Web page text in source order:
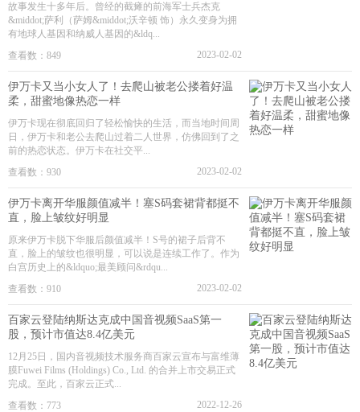
故事发生十多年后。曾经的截瘫的前海军士兵杰克
&middot;萨利（萨姆&middot;沃辛顿 饰）永久变身为拥
有地球人基因和纳威人基因的&ldq...
查看数：849
2023-02-02
伊万卡又当小女人了！去爬山被老公搂着好温
柔，甜蜜地像热恋一样
伊万卡现在彻底回归了轻松愉快的生活，而当地时间周
日，伊万卡和老公去爬山过着二人世界，仿佛回到了之
前的热恋状态。伊万卡在社交平...
查看数：930
2023-02-02
伊万卡离开华服颜值减半！塞S码套裙背都挺不
直，脸上皱纹好明显
原来伊万卡脱下华服后颜值减半！S号的裙子后背不
直，脸上的皱纹也很明显，可以说是连续工作了。作为
白宫历史上的&ldquo;最美顾问&rdqu...
查看数：910
2023-02-02
百家云登陆纳斯达克成中国音视频SaaS第一
股，预计市值达8.4亿美元
12月25日，国内音视频技术服务商百家云宣布与富维薄
膜Fuwei Films (Holdings) Co., Ltd. 的合并上市交易正式
完成。至此，百家云正式...
查看数：773
2022-12-26